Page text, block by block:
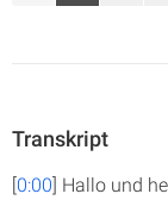
Transkript
[0:00] Hallo und